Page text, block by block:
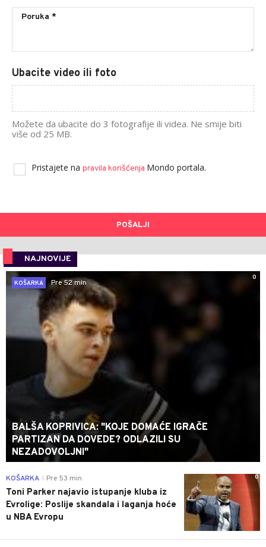
Ubacite video ili foto
Možete da ubacite do 3 fotografije ili videa. Ne smije biti
više od 25 MB.
Pristajete na pravila korišćenja Mondo portala.
POŠALJI
NAJNOVIJE
0
KOŠARKA
Pre 52 min
BALŠA KOPRIVICA: "KOJE DOMAĆE IGRAČE
PARTIZAN DA DOVEDE? ODLAZILI SU
NEZADOVOLJNI"
0
KOŠARKA Pre 53 min
Toni Parker najavio istupanje kluba iz
Evrolige: Poslije skandala i laganja hoće
u NBA Evropu